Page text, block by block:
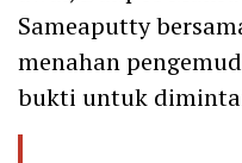
Sameaputty
menahan
bukti untuk